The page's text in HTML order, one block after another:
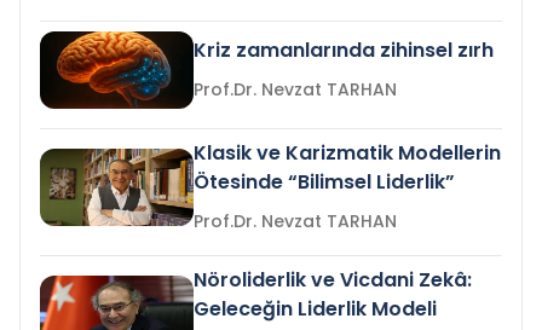
Kriz zamanlarında zihinsel zırh
Prof.Dr. Nevzat TARHAN
Klasik ve Karizmatik Modellerin
Ötesinde “Bilimsel Liderlik”
Prof.Dr. Nevzat TARHAN
Nöroliderlik ve Vicdani Zekâ:
Geleceğin Liderlik Modeli